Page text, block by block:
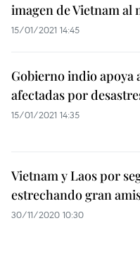
imagen de Vietnam al
15/01/2021 14:45
Gobierno indio apoya
afectadas por
15/01/2021 14:35
Vietnam y Laos por
estrechando gran
30/11/2020 10:30